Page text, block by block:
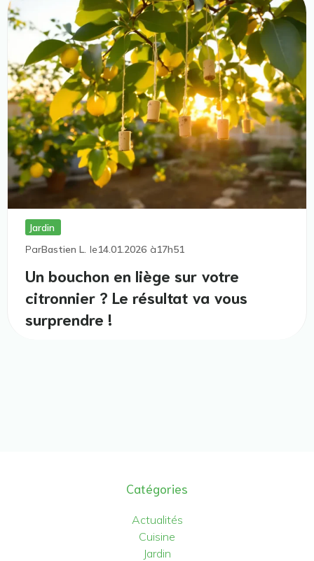
Jardin
ParBastien L. le14.01.2026 à17h51
Un bouchon en liège sur votre
citronnier ? Le résultat va vous
surprendre !
Catégories
Actualités
Cuisine
Jardin